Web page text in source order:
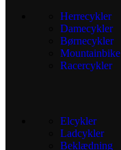
Herrecykler
Damecykler
Børnecykler
Mountainbike
Racercykler
Elcykler
Ladcykler
Beklædning